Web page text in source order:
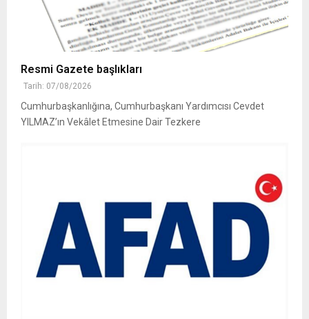
Resmi Gazete başlıkları
Tarih: 07/08/2026
Cumhurbaşkanlığına, Cumhurbaşkanı Yardımcısı Cevdet
YILMAZ’ın Vekâlet Etmesine Dair Tezkere